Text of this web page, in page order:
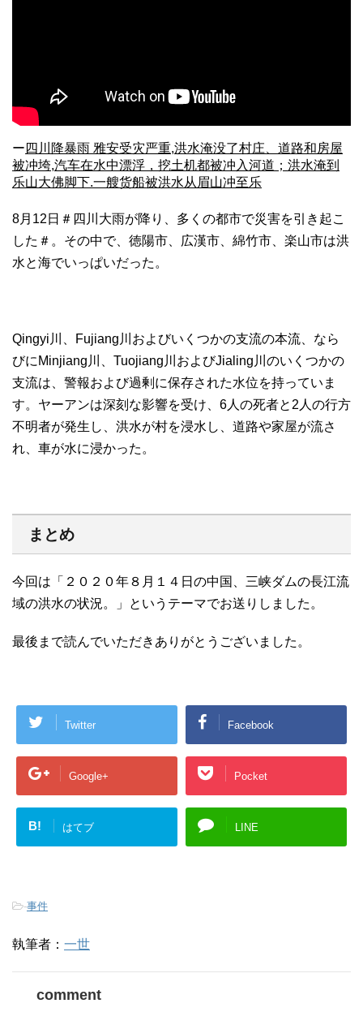
ー 四川降暴雨 雅安受灾严重,洪水淹没了村庄、道路和房屋
被冲垮,汽车在水中漂浮，挖土机都被冲入河道；洪水淹到
乐山大佛脚下.一艘货船被洪水从眉山冲至乐
8月12日＃四川大雨が降り、多くの都市で災害を引き起こ
した＃。その中で、徳陽市、広漢市、綿竹市、楽山市は洪
水と海でいっぱいだった。
Qingyi川、Fujiang川およびいくつかの支流の本流、なら
びにMinjiang川、Tuojiang川およびJialing川のいくつかの
支流は、警報および過剰に保存された水位を持っていま
す。ヤーアンは深刻な影響を受け、6人の死者と2人の行方
不明者が発生し、洪水が村を浸水し、道路や家屋が流さ
れ、車が水に浸かった。
まとめ
今回は「２０２０年８月１４日の中国、三峡ダムの長江流
域の洪水の状況。」というテーマでお送りしました。
最後まで読んでいただきありがとうございました。
Twitter Facebook
Google+ Pocket
B! はてブ LINE
-事件
執筆者： 一世
comment